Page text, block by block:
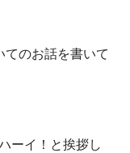
のお話を書いて
ーイ！と挨拶し